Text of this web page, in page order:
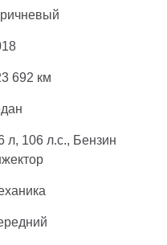
692 км
л, 106 л.с., Бензин